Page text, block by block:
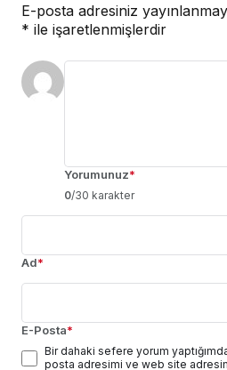
E-posta adresiniz
* ile işaretlenmişlerdir
Yorumunuz*
0/30 karakter
Ad*
E-Posta*
Bir dahaki sefere yorum
posta adresimi ve web site